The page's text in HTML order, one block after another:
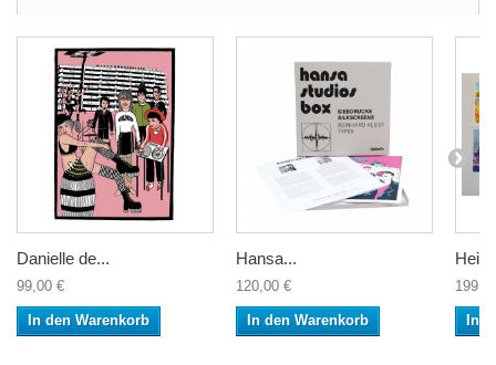
Danielle de...
99,00 €
In den Warenkorb
Hansa...
120,00 €
In den Warenkorb In